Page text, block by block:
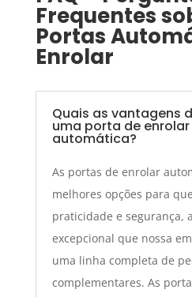
Frequentes
Portas
Enrolar
Quais as vantagens
uma porta de enrolar
automática?
As portas de enrolar
melhores opções para
praticidade e segurança,
excepcional que nossa
uma linha completa de
complementares. As